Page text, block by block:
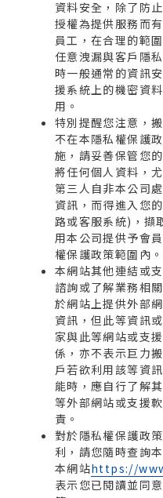
資料安全，除了防
授權為提供服務而
員工，在合理的範
任意洩漏與客戶隱
時一般通常的資訊
援系統上的機密資
用。
特別提醒您注意，
不在本隱私權保護
施，請妥善保管您
將任何個人資料，
第三人自非本公司
資訊，而得進入您
路或客服系統)，擷
用本公司提供予會
權保護政策範圍內。
本網站其他連結或
諮詢或了解業務相
於網站上提供外部
資訊，但此等資訊
家與此等網站或支
係，亦不表示巨力
戶若欲利用該等資
能時，應自行了解
等外部網站或支援
責。
對於隱私權保護政
利，請您隨時查詢
本網站https://
表示您已閱讀並同